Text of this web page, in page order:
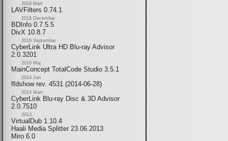
2019 Mart
LAVFilters 0.74.1
2018 Decembar
BDInfo 0.7.5.5
DivX 10.8.7
2018 Septembar
CyberLink Ultra HD Blu-ray Advisor
2.0.3201
2016 Maj
MainConcept TotalCode Studio 3.5.1
2014 Jun
ffdshow rev. 4531 (2014-06-28)
2014 Mart
CyberLink Blu-ray Disc & 3D Advisor
2.0.7510
2013.
VirtualDub 1.10.4
Haali Media Splitter 23.06.2013
Miro 6.0